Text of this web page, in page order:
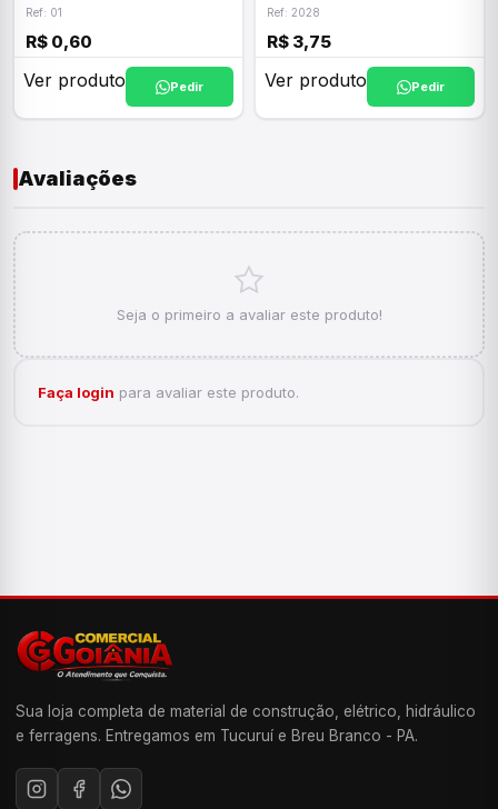
Ref: 01
R$ 0,60
Ver produto Pedir
Ref: 2028
R$ 3,75
Ver produto Pedir
Avaliações
Seja o primeiro a avaliar este produto!
Faça login para avaliar este produto.
Sua loja completa de material de construção, elétrico, hidráulico
e ferragens. Entregamos em Tucuruí e Breu Branco - PA.